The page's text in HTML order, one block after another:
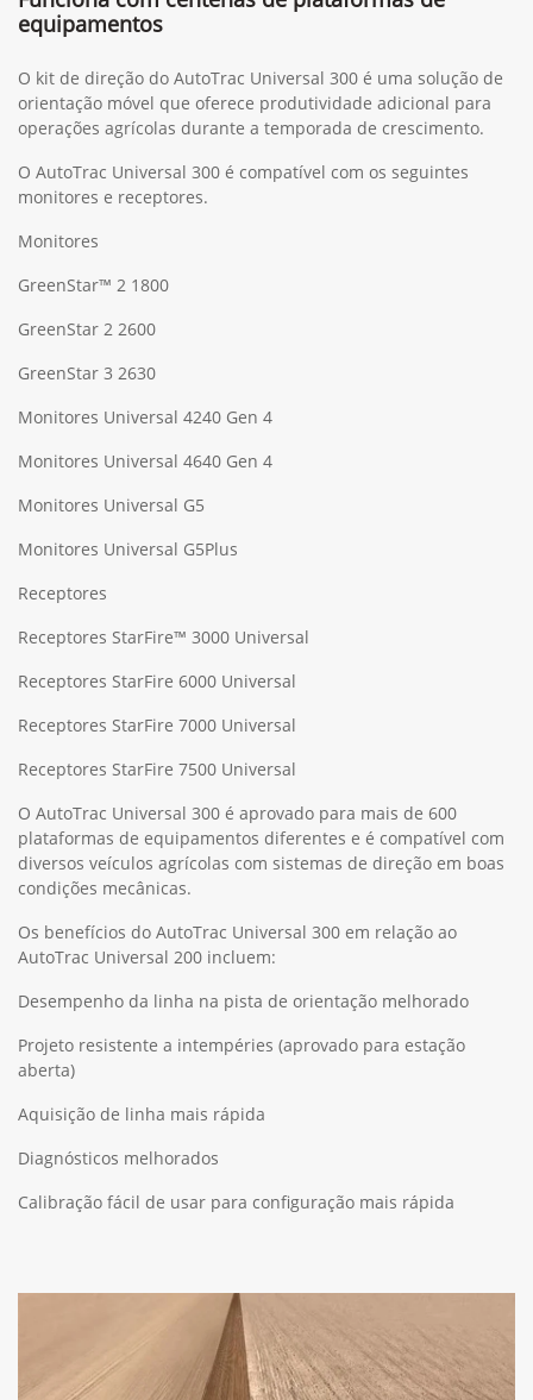
equipamentos
O kit de direção do AutoTrac Universal 300 é uma solução de
orientação móvel que oferece produtividade adicional para
operações agrícolas durante a temporada de crescimento.
O AutoTrac Universal 300 é compatível com os seguintes
monitores e receptores.
Monitores
GreenStar™ 2 1800
GreenStar 2 2600
GreenStar 3 2630
Monitores Universal 4240 Gen 4
Monitores Universal 4640 Gen 4
Monitores Universal G5
Monitores Universal G5Plus
Receptores
Receptores StarFire™ 3000 Universal
Receptores StarFire 6000 Universal
Receptores StarFire 7000 Universal
Receptores StarFire 7500 Universal
O AutoTrac Universal 300 é aprovado para mais de 600
plataformas de equipamentos diferentes e é compatível com
diversos veículos agrícolas com sistemas de direção em boas
condições mecânicas.
Os benefícios do AutoTrac Universal 300 em relação ao
AutoTrac Universal 200 incluem:
Desempenho da linha na pista de orientação melhorado
Projeto resistente a intempéries (aprovado para estação
aberta)
Aquisição de linha mais rápida
Diagnósticos melhorados
Calibração fácil de usar para configuração mais rápida